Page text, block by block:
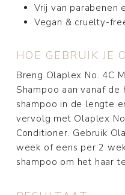
Vrij van parabenen
Vegan & cruelty-
HOE GEBRUIK JE
Breng Olaplex No. 4C
Shampoo aan vanaf de
shampoo in de lengte
vervolg met Olaplex
Conditioner. Gebruik
week of eens per 2
shampoo om het haar